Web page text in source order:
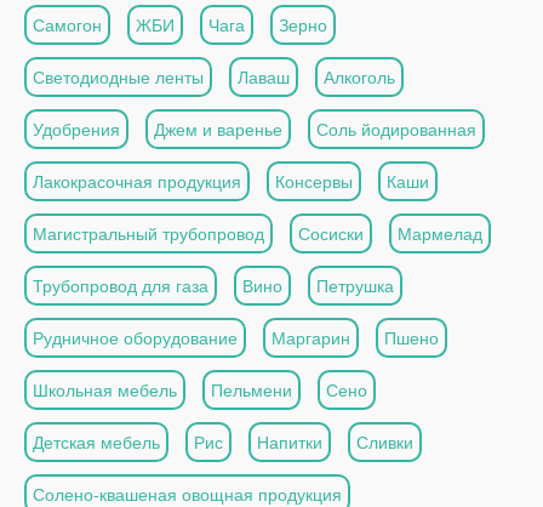
Самогон ЖБИ Чага Зерно
Светодиодные ленты Лаваш Алкоголь
Удобрения Джем и варенье Соль йодированная
Лакокрасочная продукция Консервы Каши
Магистральный трубопровод Сосиски Мармелад
Трубопровод для газа Вино Петрушка
Рудничное оборудование Маргарин Пшено
Школьная мебель Пельмени Сено
Детская мебель Рис Напитки Сливки
Солено-квашеная овощная продукция